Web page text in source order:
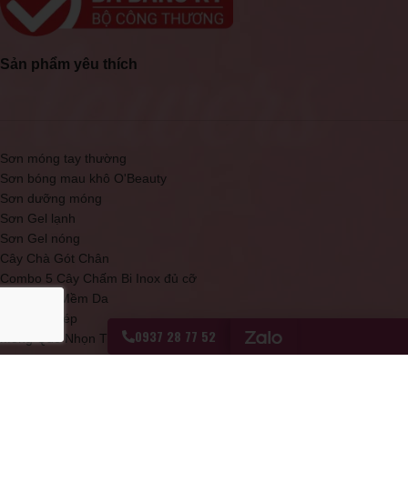
Sản phẩm yêu thích
Sơn móng tay thường
Sơn bóng mau khô O'Beauty
Sơn dưỡng móng
Sơn Gel lạnh
Sơn Gel nóng
Cây Chà Gót Chân
Combo 5 Cây Chấm Bi Inox đủ cỡ
Kem Làm Mềm Da
Kềm mạ thép
Móng Que Nhọn Tập Sơn0937 28 77 52